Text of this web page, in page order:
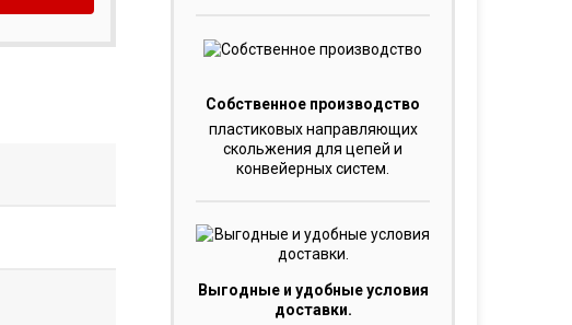
Собственное производство
пластиковых направляющих
скольжения для цепей и
конвейерных систем.
Выгодные и удобные условия
доставки.